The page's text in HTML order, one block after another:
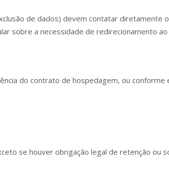
de dados) devem contatar diretamente
sobre a necessidade de redirecionamento
do contrato de hospedagem, ou conforme
se houver obrigação legal de retenção ou